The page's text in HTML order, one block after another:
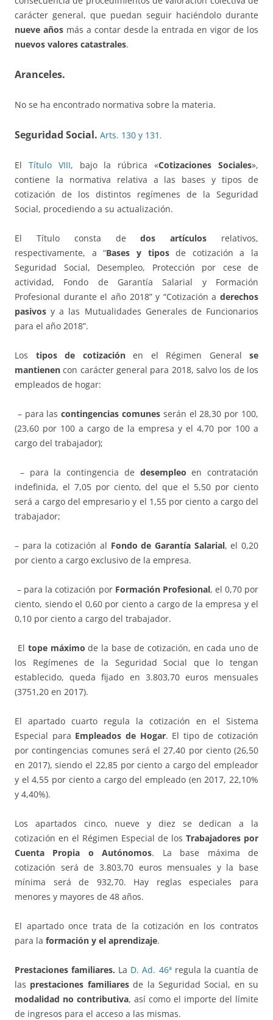
carácter general, que puedan seguir haciéndolo durante
nueve añosmás a contar desde la entrada en vigor de los
nuevos valores catastrales.
Aranceles.
No se ha encontrado normativa sobre la materia.
Seguridad Social. Arts. 130 y 131.
El Título VIII, bajo la rúbrica «Cotizaciones Sociales»,
contiene la normativa relativa a las bases y tipos de
cotización de los distintos regímenes de la Seguridad
Social, procediendo a su actualización.
El Título consta dedos artículos relativos,
respectivamente, a “Bases y tiposde cotización a la
Seguridad Social, Desempleo, Protección por cese de
actividad, Fondo de Garantía Salarial y Formación
Profesional durante el año 2018” y “Cotización a derechos
pasivos y a las Mutualidades Generales de Funcionarios
para el año 2018”.
Los tipos de cotizaciónen el Régimen General se
mantienen con carácter general para 2018, salvo los de los
empleados de hogar:
– para lascontingencias comunes serán el 28,30 por 100,
(23,60 por 100 a cargo de la empresa y el 4,70 por 100 a
cargo del trabajador);
– para la contingencia de desempleo en contratación
indefinida, el 7,05 por ciento, del que el 5,50 por ciento
será a cargo del empresario y el 1,55 por ciento a cargo del
trabajador;
– para la cotización al Fondo de Garantía Salarial, el 0,20
por ciento a cargo exclusivo de la empresa.
– para la cotización por Formación Profesional, el 0,70 por
ciento, siendo el 0,60 por ciento a cargo de la empresa y el
0,10 por ciento a cargo del trabajador.
El tope máximo de la base de cotización, en cada uno de
los Regímenes de la Seguridad Social que lo tengan
establecido, queda fijado en 3.803,70 euros mensuales
(3751,20 en 2017).
El apartado cuarto regula la cotización en el Sistema
Especial para Empleados de Hogar. El tipo de cotización
por contingencias comunes será el 27,40 por ciento (26,50
en 2017), siendo el 22,85 por ciento a cargo del empleador
y el 4,55 por ciento a cargo del empleado (en 2017, 22,10%
y 4,40%).
Los apartados cinco, nueve y diez se dedican a la
cotización en el Régimen Especial de los Trabajadores por
Cuenta Propia o Autónomos. La base máxima de
cotización será de 3.803,70 euros mensuales y la base
mínima será de 932,70. Hay reglas especiales para
menores y mayores de 48 años.
El apartado once trata de la cotización en los contratos
para la formación y el aprendizaje.
Prestaciones familiares. La D. Ad. 46ªregula la cuantía de
las prestaciones familiaresde la Seguridad Social, en su
modalidad no contributiva, así como el importe del límite
de ingresos para el acceso a las mismas.